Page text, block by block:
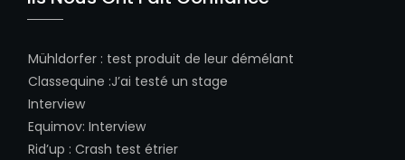
Mühldorfer : test produit de leur démélant
Classequine :J’ai testé un stage
Interview
Equimov: Interview
Rid’up : Crash test étrier